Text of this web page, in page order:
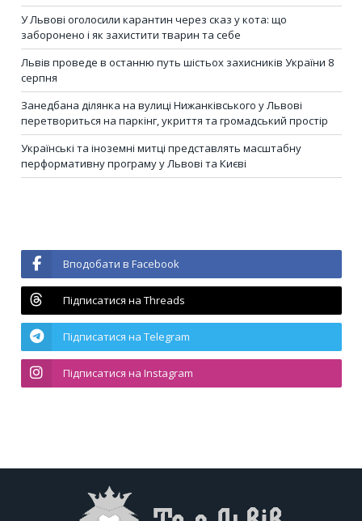
У Львові оголосили карантин через сказ у кота: що
заборонено і як захистити тварин та себе
Львів проведе в останню путь шістьох захисників України 8
серпня
Занедбана ділянка на вулиці Нижанківського у Львові
перетвориться на паркінг, укриття та громадський простір
Українські та іноземні митці представлять масштабну
перформативну програму у Львові та Києві
Вподобати в Facebook
Підписатися на Threads
Підписатися на Telegram
Підписатися на Instagram